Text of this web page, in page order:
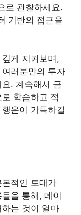
로 관찰하세요.
기반의 접근을
게 지켜보며,
러분만의 투자
. 계속해서 금
학습하고 적
운이 가득하길
적인 토대가
을 통해, 데이
는 것이 얼마